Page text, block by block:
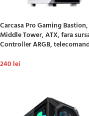
Carcasa Pro Gaming
Middle Tower, ATX, fara
Controller ARGB,
240 lei